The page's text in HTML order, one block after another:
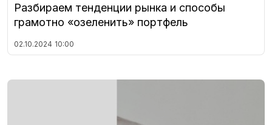
Разбираем тенденции рынка и способы
грамотно «озеленить» портфель
02.10.2024 10:00